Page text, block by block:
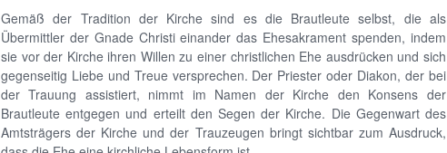
Gemäß der Tradition der Kirche sind es die Brautleute selbst, die als
Übermittler der Gnade Christi einander das Ehesakrament spenden, indem
sie vor der Kirche ihren Willen zu einer christlichen Ehe ausdrücken und sich
gegenseitig Liebe und Treue versprechen. Der Priester oder Diakon, der bei
der Trauung assistiert, nimmt im Namen der Kirche den Konsens der
Brautleute entgegen und erteilt den Segen der Kirche. Die Gegenwart des
Amtsträgers der Kirche und der Trauzeugen bringt sichtbar zum Ausdruck,